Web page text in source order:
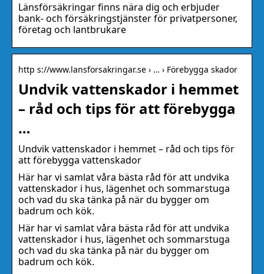
Länsförsäkringar finns nära dig och erbjuder
bank- och försäkringstjänster för privatpersoner,
företag och lantbrukare
http s://www.lansforsakringar.se › … › Förebygga skador
Undvik vattenskador i hemmet
– råd och tips för att förebygga
…
Undvik vattenskador i hemmet – råd och tips för
att förebygga vattenskador
Här har vi samlat våra bästa råd för att undvika
vattenskador i hus, lägenhet och sommarstuga
och vad du ska tänka på när du bygger om
badrum och kök.
Här har vi samlat våra bästa råd för att undvika
vattenskador i hus, lägenhet och sommarstuga
och vad du ska tänka på när du bygger om
badrum och kök.